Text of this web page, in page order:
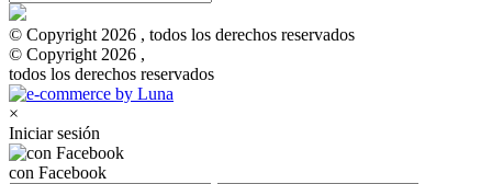
© Copyright 2026 , todos los derechos reservados
© Copyright 2026 ,
todos los derechos reservados
×
Iniciar sesión
con Facebook